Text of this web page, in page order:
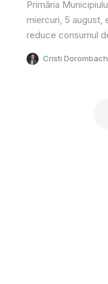
Primăria
miercuri, 5 august,
reduce consumul
Cristi Dorombach